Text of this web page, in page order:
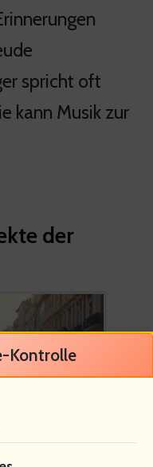
spricht oft
kann Musik zur
der
Kontrolle